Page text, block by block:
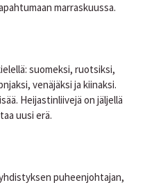
marraskuussa.
suomeksi, ruotsiksi,
venäjäksi ja kiinaksi.
Heijastinliivejä on jäljellä
uusi erä.
puheenjohtajan,